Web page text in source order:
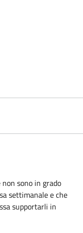
sono in grado
settimanale e che
supportarli in